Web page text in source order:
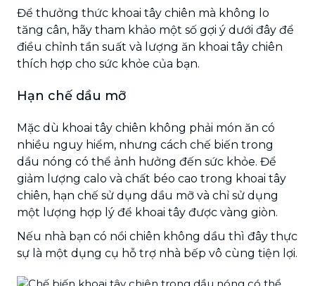
Để thưởng thức khoai tây chiên mà không lo
tăng cân, hãy tham khảo một số gợi ý dưới đây để
điều chỉnh tần suất và lượng ăn khoai tây chiên
thích hợp cho sức khỏe của bạn.
Hạn chế dầu mỡ
Mặc dù khoai tây chiên không phải món ăn có
nhiều nguy hiểm, nhưng cách chế biến trong
dầu nóng có thể ảnh hưởng đến sức khỏe. Để
giảm lượng calo và chất béo cao trong khoai tây
chiên, hạn chế sử dụng dầu mỡ và chỉ sử dụng
một lượng hợp lý để khoai tây được vàng giòn.
Nếu nhà bạn có nồi chiên không dầu thì đây thực
sự là một dụng cụ hỗ trợ nhà bếp vô cùng tiện lợi.